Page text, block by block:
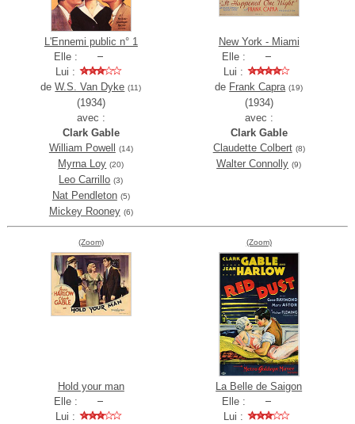
L'Ennemi public n° 1
Elle :
Lui :
deW.S. Van Dyke (11)
(1934)
avec :
Clark Gable
William Powell
(14)
Myrna Loy (20)
Leo Carrillo (3)
Nat Pendleton (5)
Mickey Rooney (6)
New York - Miami
Elle :
Lui :
de Frank Capra (19)
(1934)
avec :
Clark Gable
Claudette Colbert (8)
Walter Connolly (9)
(Zoom)
Hold your man
Elle :
Lui :
(Zoom)
La Belle de Saigon
Elle :
Lui :